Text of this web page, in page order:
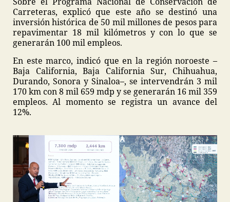
Carreteras, explicó que este año se destinó una
inversión histórica de 50 mil millones de pesos para
repavimentar 18 mil kilómetros y con lo que se
generarán 100 mil empleos.
En este marco, indicó que en la región noroeste –
Baja California, Baja California Sur, Chihuahua,
Durando, Sonora y Sinaloa–, se intervendrán 3 mil
170 km con 8 mil 659 mdp y se generarán 16 mil 359
empleos. Al momento se registra un avance del
12%.